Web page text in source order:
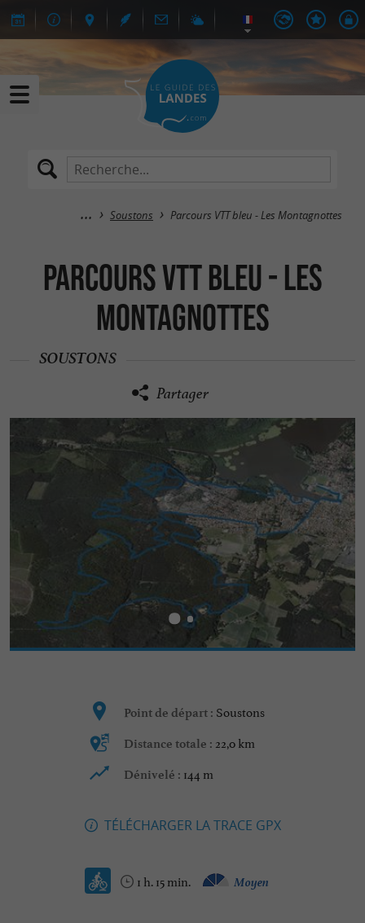
Soustons Parcours VTT bleu - Les Montagnottes
Parcours VTT bleu - Les
Montagnottes
SOUSTONS
Partager
Point de départ : Soustons
Distance totale : 22,0 km
Dénivelé : 144 m
TÉLÉCHARGER LA TRACE GPX
1 h. 15 min. Moyen